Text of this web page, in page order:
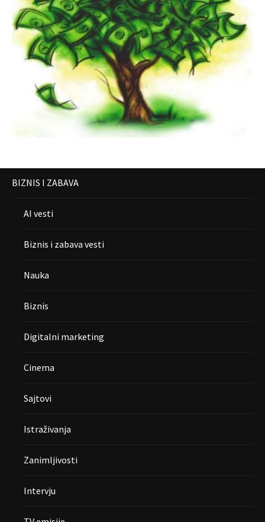
BIZNIS I ZABAVA
AI vesti
Biznis i zabava vesti
Nauka
Biznis
Digitalni marketing
Cinema
Sajtovi
Istraživanja
Zanimljivosti
Intervju